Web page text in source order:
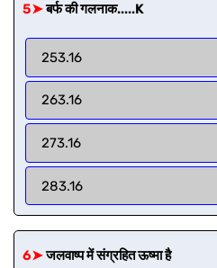
5➤बर्फ की गलनाक.....K
253.16
263.16
273.16
283.16
6➤जलवाष्प में संग्रहित ऊष्मा है